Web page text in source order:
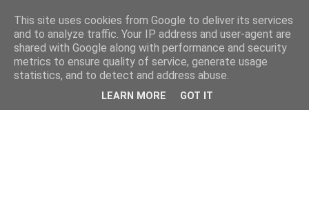
This site uses cookies from Google to deliver its services
and to analyze traffic. Your IP address and user-agent are
shared with Google along with performance and security
metrics to ensure quality of service, generate usage
statistics, and to detect and address abuse.
LEARN MORE GOT IT